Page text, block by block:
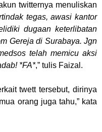
twitternya menuliskan
tegas, awasi kantor
dugaan keterlibatan
Gereja di Surabaya. Jgn
telah memicu aksi
*FA*,” tulis Faizal.
twett tersebut, dirinya
orang juga tahu,” kata